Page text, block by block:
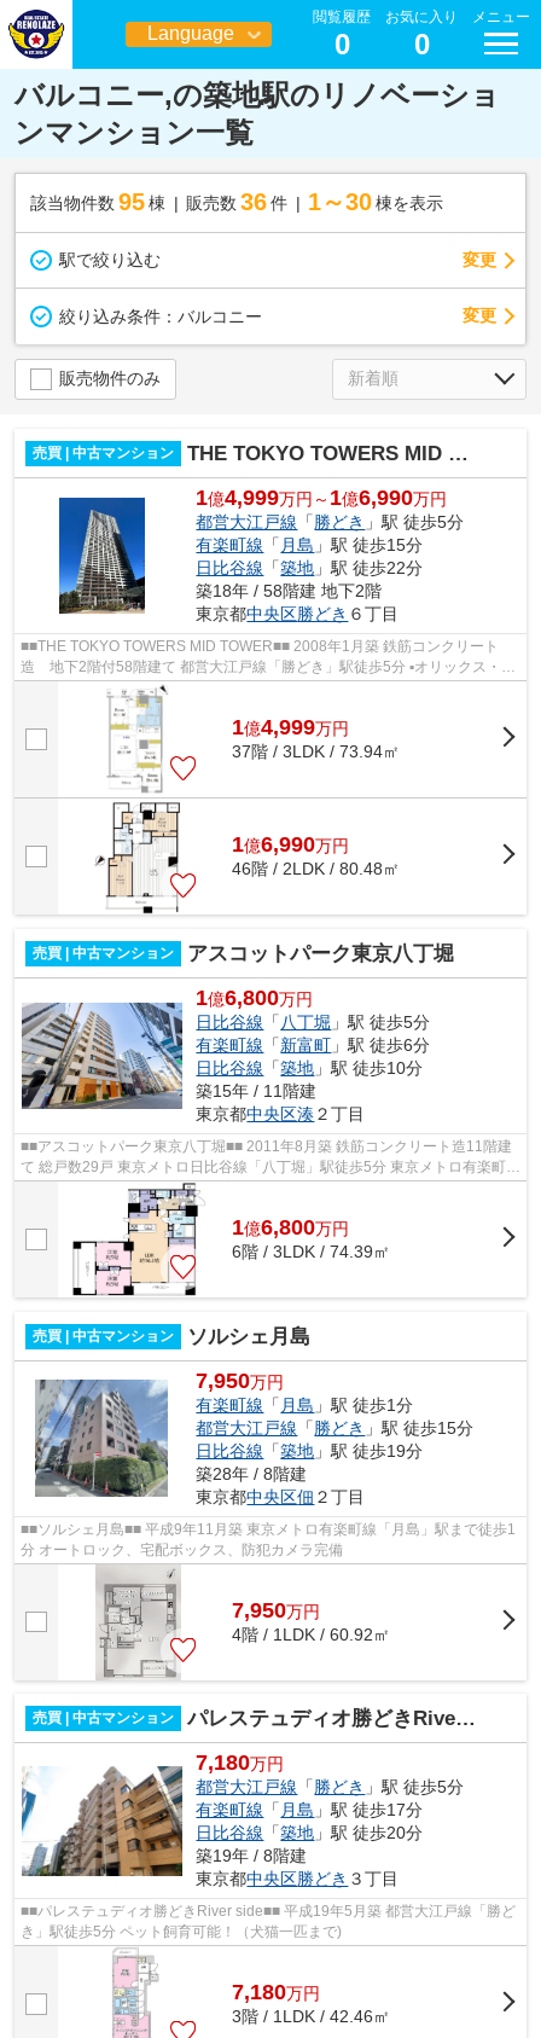
Language
日本語
閲覧履歴
0
お気に入り
0
メニュー
バルコニー,の築地駅のリノベーショ
ンマンション一覧
該当物件数 95棟 販売数 36 件 1～30 棟を表示
駅で絞り込む 変更
絞り込み条件： バルコニー 変更
販売物件のみ
売買 | 中古マンション THE TOKYO TOWERS MID TOWER
1億4,999万円～ 1億6,990万円
都営大江戸線 「 勝どき 」駅 徒歩5分
有楽町線 「 月島 」駅 徒歩15分
日比谷線 「築地 」駅 徒歩22分
築18年 / 58階建 地下2階
東京都中央区勝どき ６丁目
■■THE TOKYO TOWERS MID TOWER■■ 2008年1月築 鉄筋コンクリート
造 地下2階付58階建て 都営大江戸線「勝どき」駅徒歩5分 ▪オリックス・住
商・東急不動産旧分譲×前田建設・大成建...
1億4,999万円
37階 / 3LDK / 73.94㎡
1億6,990万円
46階 / 2LDK / 80.48㎡
売買 | 中古マンション アスコットパーク東京八丁堀
1億6,800万円
日比谷線 「 八丁堀 」駅 徒歩5分
有楽町線 「新富町 」駅 徒歩6分
日比谷線 「築地 」駅 徒歩10分
築15年 / 11階建
東京都中央区湊２丁目
■■アスコットパーク東京八丁堀■■ 2011年8月築 鉄筋コンクリート造11階建
て 総戸数29戸 東京メトロ日比谷線「八丁堀」駅徒歩5分 東京メトロ有楽町線
「新富町」駅徒歩6分 ペット飼育...
1億6,800万円
6階 / 3LDK / 74.39㎡
売買 | 中古マンション ソルシェ月島
7,950万円
有楽町線 「 月島 」駅 徒歩1分
都営大江戸線 「勝どき 」駅 徒歩15分
日比谷線 「築地 」駅 徒歩19分
築28年 / 8階建
東京都中央区佃 ２丁目
■■ソルシェ月島■■ 平成9年11月築 東京メトロ有楽町線「月島」駅まで徒歩1
分 オートロック、宅配ボックス、防犯カメラ完備
7,950万円
4階 / 1LDK / 60.92㎡
売買 | 中古マンション パレステュディオ勝どきRiver side
7,180万円
都営大江戸線 「勝どき 」駅 徒歩5分
有楽町線 「 月島 」駅 徒歩17分
日比谷線 「築地 」駅 徒歩20分
築19年 / 8階建
東京都中央区勝どき ３丁目
■■パレステュディオ勝どきRiver side■■ 平成19年5月築 都営大江戸線「勝ど
き」駅徒歩5分 ペット飼育可能！（犬猫一匹まで)
7,180万円
3階 / 1LDK / 42.46㎡